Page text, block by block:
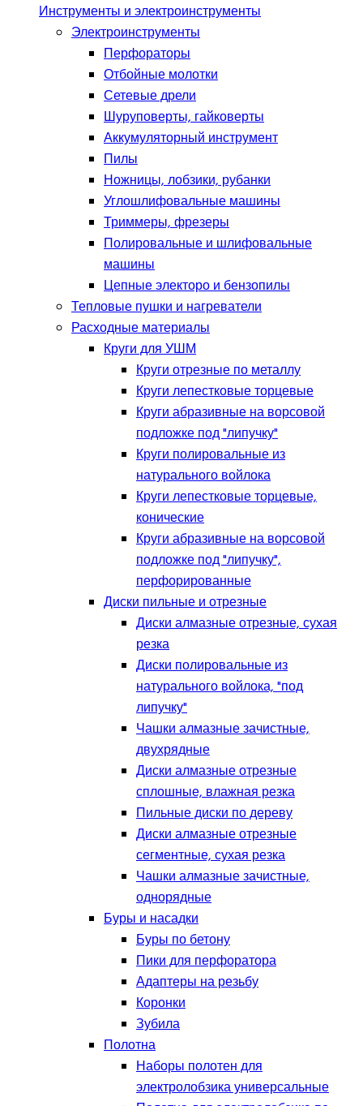
Инструменты и электроинструменты
Электроинструменты
Перфораторы
Отбойные молотки
Сетевые дрели
Шуруповерты, гайковерты
Аккумуляторный инструмент
Пилы
Ножницы, лобзики, рубанки
Углошлифовальные машины
Триммеры, фрезеры
Полировальные и шлифовальные
машины
Цепные электоро и бензопилы
Тепловые пушки и нагреватели
Расходные материалы
Круги для УШМ
Круги отрезные по металлу
Круги лепестковые торцевые
Круги абразивные на ворсовой
подложке под "липучку"
Круги полировальные из
натурального войлока
Круги лепестковые торцевые,
конические
Круги абразивные на ворсовой
подложке под "липучку",
перфорированные
Диски пильные и отрезные
Диски алмазные отрезные, сухая
резка
Диски полировальные из
натурального войлока, "под
липучку"
Чашки алмазные зачистные,
двухрядные
Диски алмазные отрезные
сплошные, влажная резка
Пильные диски по дереву
Диски алмазные отрезные
сегментные, сухая резка
Чашки алмазные зачистные,
однорядные
Буры и насадки
Буры по бетону
Пики для перфоратора
Адаптеры на резьбу
Коронки
Зубила
Полотна
Наборы полотен для
электролобзика универсальные